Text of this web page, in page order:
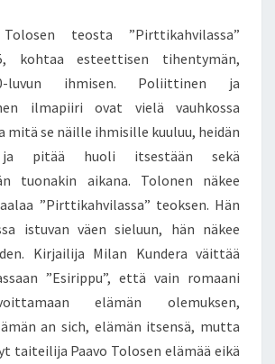
teosta ”Pirttikahvilassa”
kohtaa esteettisen tihentymän,
luvun ihmisen. Poliittinen ja
ilmapiiri ovat vielä vauhkossa
mitä se näille ihmisille kuuluu, heidän
pitää huoli itsestään sekä
tuonakin aikana. Tolonen näkee
”Pirttikahvilassa” teoksen. Hän
istuvan väen sieluun, hän näkee
Kirjailija Milan Kundera väittää
”Esirippu”, että vain romaani
elämän olemuksen,
an sich, elämän itsensä, mutta
taiteilija Paavo Tolosen elämää eikä